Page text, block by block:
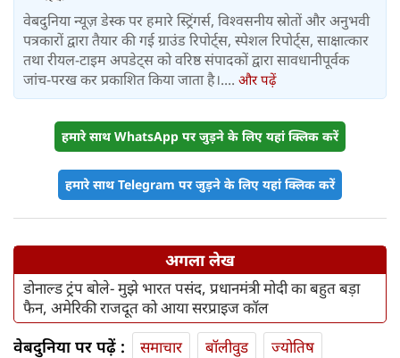
वेबदुनिया न्यूज़ डेस्क पर हमारे स्ट्रिंगर्स, विश्वसनीय स्रोतों और अनुभवी
पत्रकारों द्वारा तैयार की गई ग्राउंड रिपोर्ट्स, स्पेशल रिपोर्ट्स, साक्षात्कार
तथा रीयल-टाइम अपडेट्स को वरिष्ठ संपादकों द्वारा सावधानीपूर्वक
जांच-परख कर प्रकाशित किया जाता है।.... और पढ़ें
हमारे साथ WhatsApp पर जुड़ने के लिए यहां क्लिक करें
हमारे साथ Telegram पर जुड़ने के लिए यहां क्लिक करें
अगला लेख
डोनाल्ड ट्रंप बोले- मुझे भारत पसंद, प्रधानमंत्री मोदी का बहुत बड़ा
फैन, अमेरिकी राजदूत को आया सरप्राइज कॉल
वेबदुनिया पर पढ़ें : समाचार बॉलीवुड
ज्योतिष